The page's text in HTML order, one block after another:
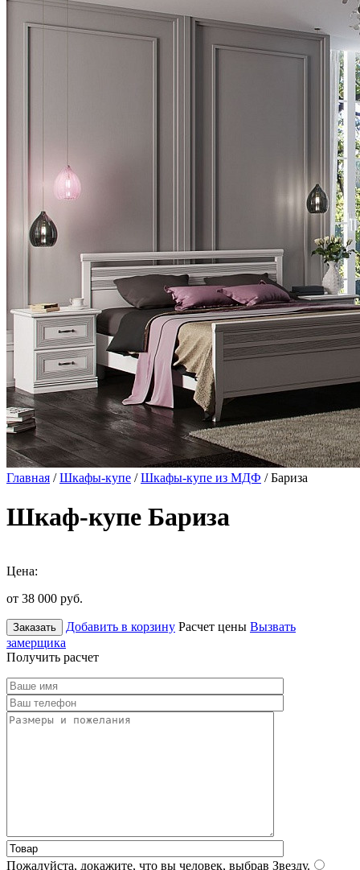
Главная /Шкафы-купе /Шкафы-купе из МДФ / Бариза
Шкаф-купе Бариза
Цена:
от 38 000 руб.
Заказать Добавить в корзину Расчет цены Вызвать
замерщика
Получить расчет
Пожалуйста, докажите, что вы человек, выбрав Звезду.